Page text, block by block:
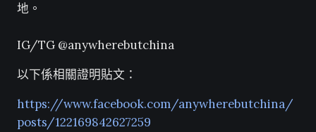
地。
IG/TG @anywherebutchina
以下係相關證明貼文：
https://www.facebook.com/anywherebutchina/
posts/122169842627259